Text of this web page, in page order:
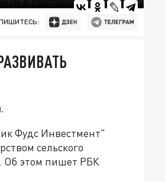
Фудс Инвестмент"
сельского
Об этом пишет РБК